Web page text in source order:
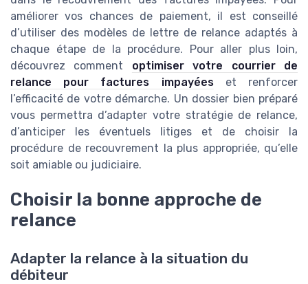
améliorer vos chances de paiement, il est conseillé
d’utiliser des modèles de lettre de relance adaptés à
chaque étape de la procédure. Pour aller plus loin,
découvrez comment optimiser votre courrier de
relance pour factures impayéeset renforcer
l’efficacité de votre démarche. Un dossier bien préparé
vous permettra d’adapter votre stratégie de relance,
d’anticiper les éventuels litiges et de choisir la
procédure de recouvrement la plus appropriée, qu’elle
soit amiable ou judiciaire.
Choisir la bonne approche de
relance
Adapter la relance à la situation du
débiteur